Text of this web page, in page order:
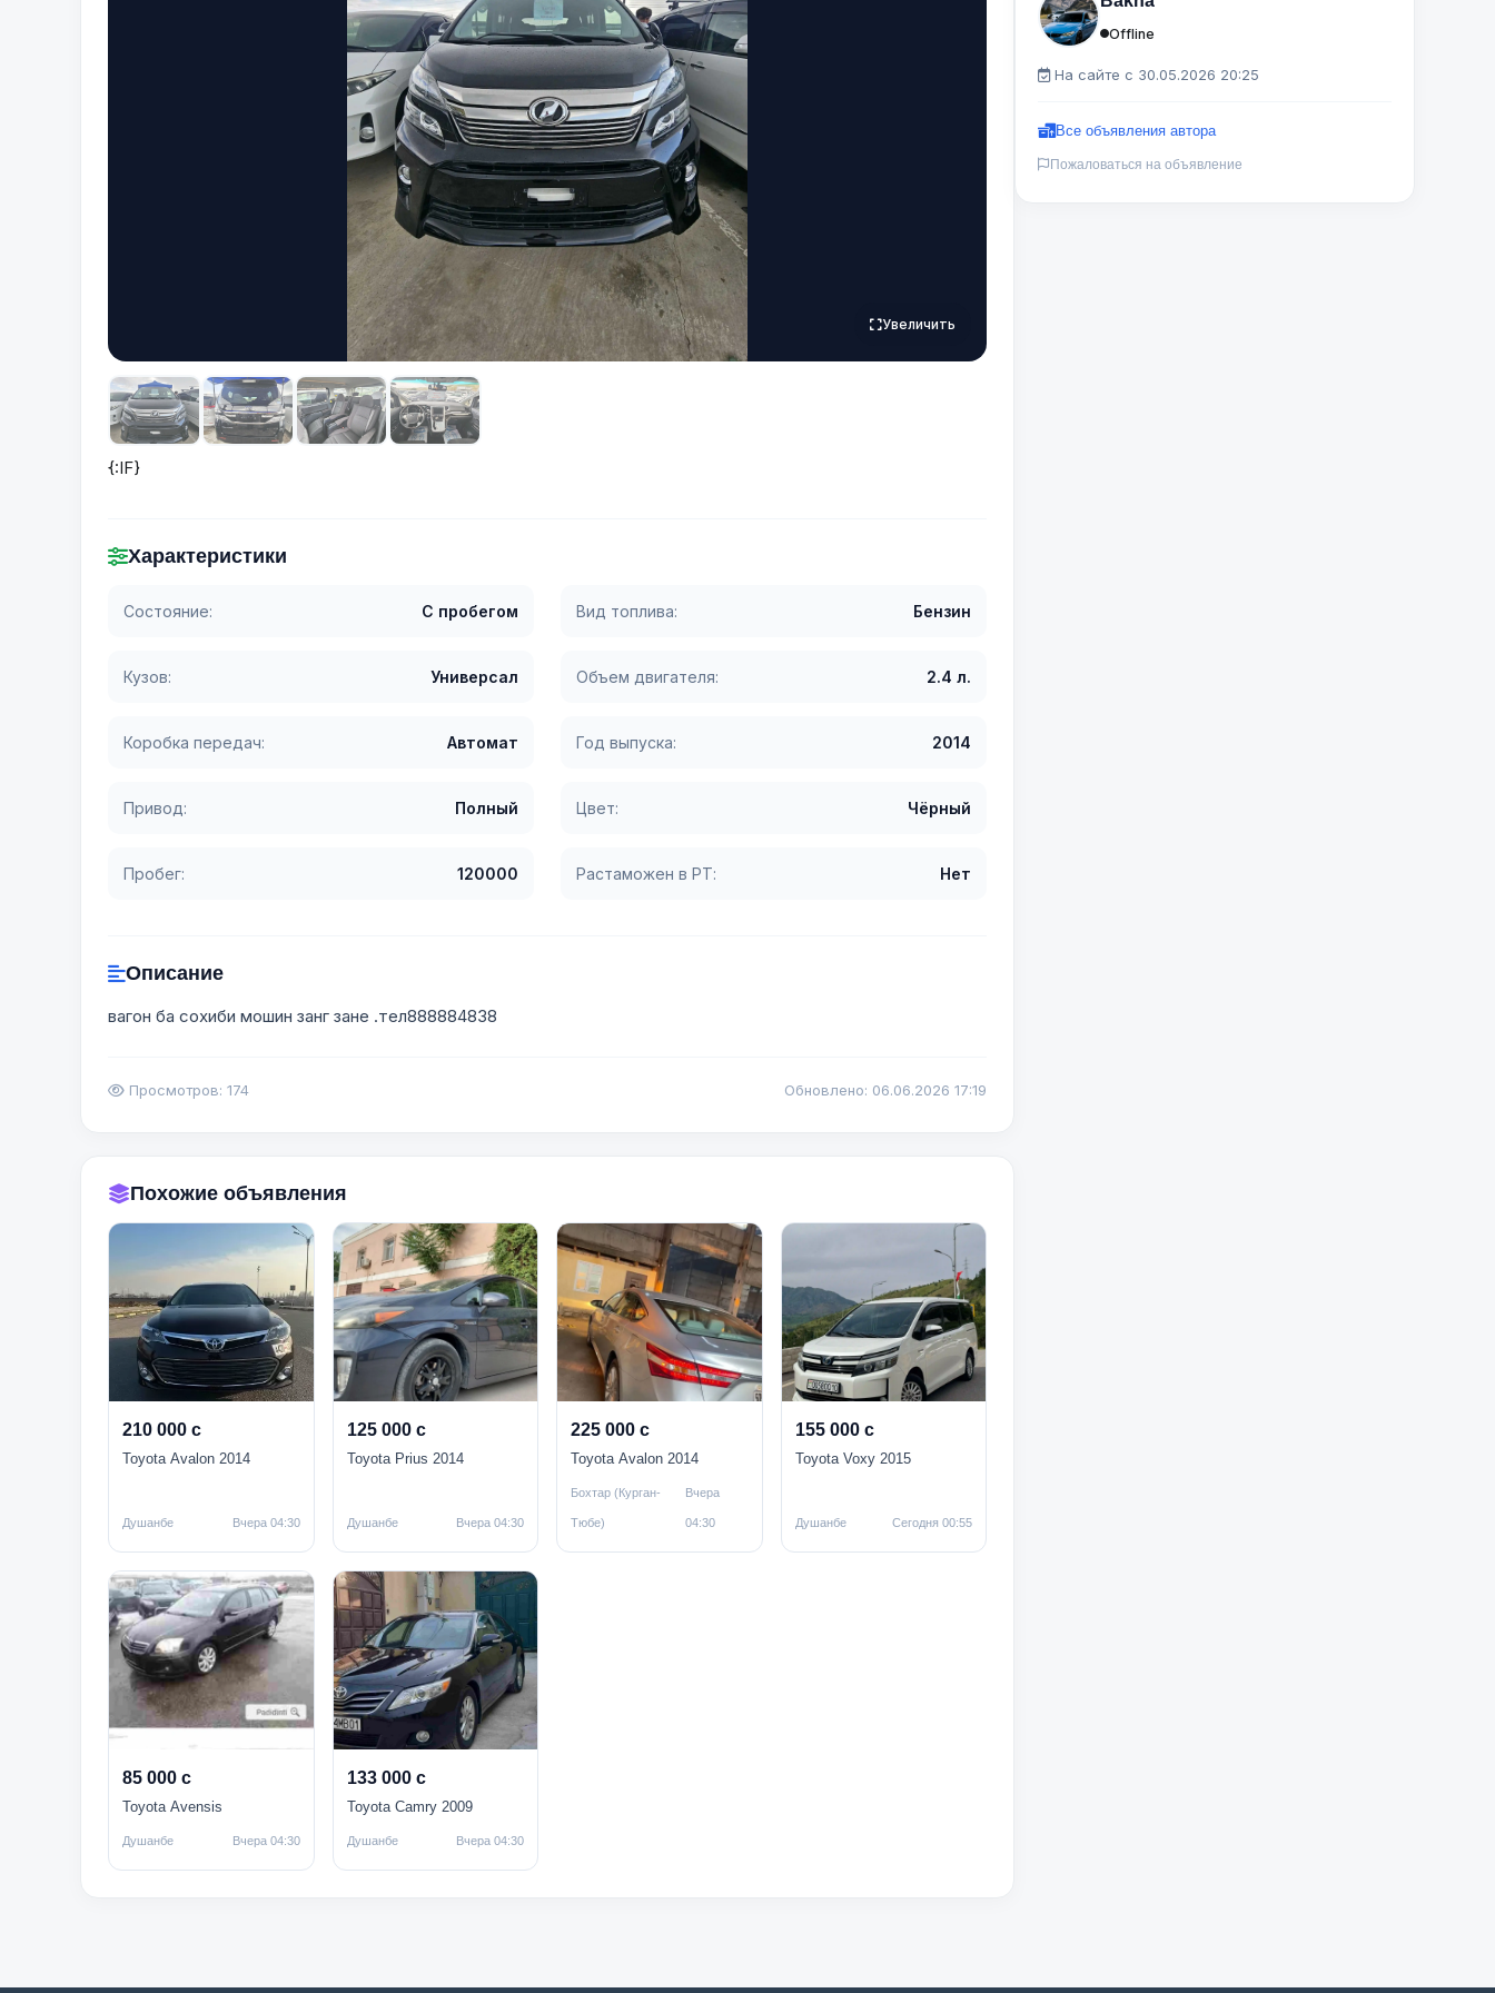
Увеличить
{:IF}
Характеристики
Состояние: С пробегом Вид топлива: Бензин
Кузов: Универсал Объем двигателя: 2.4 л.
Коробка передач: Автомат Год выпуска: 2014
Привод: Полный Цвет: Чёрный
Пробег: 120000 Растаможен в РТ: Нет
Описание
вагон ба сохиби мошин занг зане .тел888884838
Просмотров: 174 Обновлено: 06.06.2026 17:19
Похожие объявления
210 000 с
Toyota Avalon 2014
Душанбе Вчера 04:30
125 000 с
Toyota Prius 2014
Душанбе Вчера 04:30
225 000 с
Toyota Avalon 2014
Бохтар (Курган-
Тюбе)
Вчера
04:30
155 000 с
Toyota Voxy 2015
Душанбе Сегодня 00:55
85 000 с
Toyota Avensis
Душанбе Вчера 04:30
133 000 с
Toyota Camry 2009
Душанбе Вчера 04:30
Offline
На сайте с 30.05.2026 20:25
Все объявления автора
Пожаловаться на объявление